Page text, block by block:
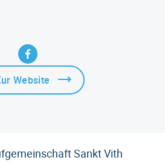
Website
Sankt Vith